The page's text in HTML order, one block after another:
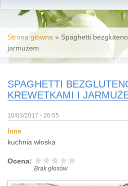
Jesteś tutaj
Strona główna » Spaghetti
jarmużem
SPAGHETTI
KREWETKAMI I
16/03/2017 - 20:55
Inne
kuchnia włoska
Ocena:
Brak głosów